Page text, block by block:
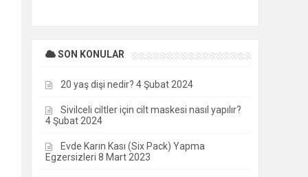
SON KONULAR
20 yaş dişi nedir? 4 Şubat 2024
Sivilceli ciltler için cilt maskesi nasıl yapılır?
4 Şubat 2024
Evde Karın Kası (Six Pack) Yapma
Egzersizleri 8 Mart 2023